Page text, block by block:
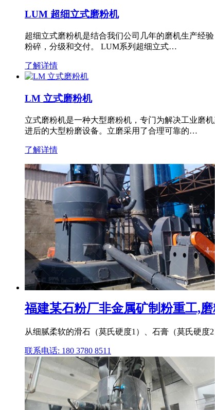
LUM 超细立式磨粉机
超细立式磨粉机是结合我们公司几年的磨机生产经
粉碎，分级和交付。 LUM系列超细立式…
了解详情
LM 立式磨粉机
立式磨粉机是一种大型磨粉机，专门为解决工业磨
进后的大型粉磨设备。立磨采用了合理可靠的…
了解详情
福建某石粉厂非金属矿制粉重工,
从细腻柔软的滑石（莫氏硬度1）、石膏（莫氏硬度
联系电话: 180 3780 8511